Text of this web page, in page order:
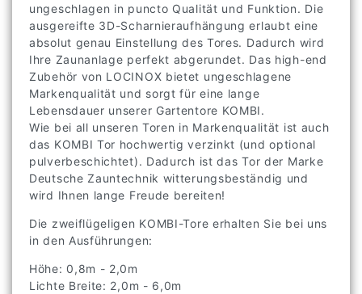
ungeschlagen in puncto Qualität und Funktion. Die
ausgereifte 3D-Scharnieraufhängung erlaubt eine
absolut genau Einstellung des Tores. Dadurch wird
Ihre Zaunanlage perfekt abgerundet. Das high-end
Zubehör von LOCINOX bietet ungeschlagene
Markenqualität und sorgt für eine lange
Lebensdauer unserer Gartentore KOMBI.
Wie bei all unseren Toren in Markenqualität ist auch
das KOMBI Tor hochwertig verzinkt (und optional
pulverbeschichtet). Dadurch ist das Tor der Marke
Deutsche Zauntechnik witterungsbeständig und
wird Ihnen lange Freude bereiten!
Die zweiflügeligen KOMBI-Tore erhalten Sie bei uns
in den Ausführungen:
Höhe: 0,8m - 2,0m
Lichte Breite: 2,0m - 6,0m